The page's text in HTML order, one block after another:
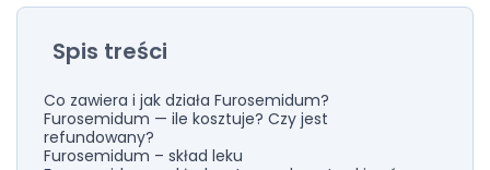
Spis treści
Co zawiera i jak działa Furosemidum?
Furosemidum — ile kosztuje? Czy jest
refundowany?
Furosemidum – skład leku